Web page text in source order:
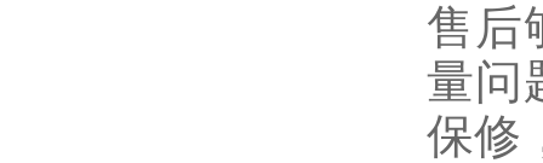
售后
量问
保修